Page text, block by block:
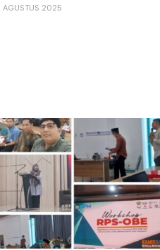
AGUSTUS 2025